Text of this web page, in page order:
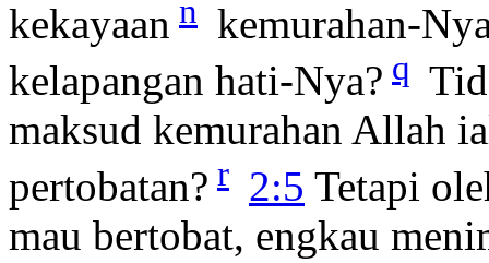
kekayaan n kemurahan-
kelapangan hati-Nya? q
maksud kemurahan Allah
pertobatan? r 2:5 Tetapi
mau bertobat, engkau